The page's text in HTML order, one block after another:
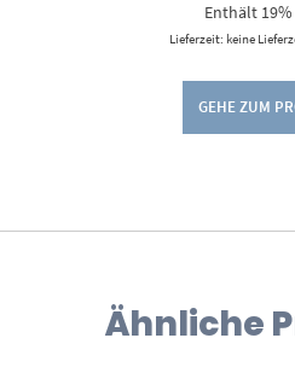
Enthält 19%
Lieferzeit: keine
GEHE ZUM
Ähnliche